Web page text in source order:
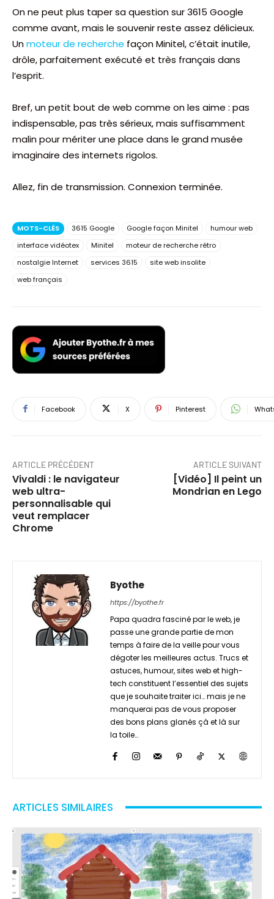
On ne peut plus taper sa question sur 3615 Google
comme avant, mais le souvenir reste assez délicieux.
Unmoteur de recherche façon Minitel, c’était inutile,
drôle, parfaitement exécuté et très français dans
l’esprit.
Bref, un petit bout de web comme on les aime : pas
indispensable, pas très sérieux, mais suffisamment
malin pour mériter une place dans le grand musée
imaginaire des internets rigolos.
Allez, fin de transmission. Connexion terminée.
MOTS-CLÉS 3615 Google Google façon Minitel
humour web
interface vidéotex
Minitel
moteur de recherche rétro
nostalgie Internet
services 3615
site web insolite
web français
Facebook X Pinterest
ARTICLE PRÉCÉDENT
Vivaldi : le navigateur
web ultra-
personnalisable qui
veut remplacer
Chrome
ARTICLE SUIVANT
[Vidéo] Il peint un
Mondrian en Lego
Byothe
https://byothe.fr
Papa quadra fasciné par le web, je
passe une grande partie de mon
temps à faire de la veille pour vous
dégoter les meilleures actus. Trucs et
astuces, humour, sites web et high-
tech constituent l’essentiel des sujets
que je souhaite traiter ici… mais je ne
manquerai pas de vous proposer
des bons plans glanés çà et là sur
la toile…
ARTICLES SIMILAIRES